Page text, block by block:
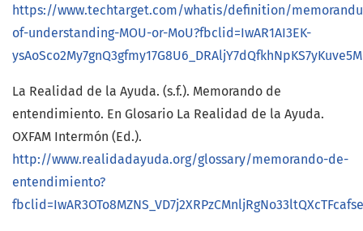
https://www.techtarget.com/whatis/definition/
of-understanding-MOU-or-MoU?fbclid=IwAR1AI3EK-
ysAoSco2My7gnQ3gfmy17G8U6_DRAljY7dQfkhNpKS7yKuve5M
La Realidad de la Ayuda. (s.f.). Memorando de
entendimiento. En Glosario La Realidad de la Ayuda.
OXFAM Intermón (Ed.).
http://www.realidadayuda.org/glossary/memorando-de-
entendimiento?